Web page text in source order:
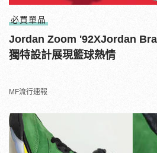
必買單品
Jordan Zoom '92XJordan
獨特設計展現籃球熱情
MF流行速報